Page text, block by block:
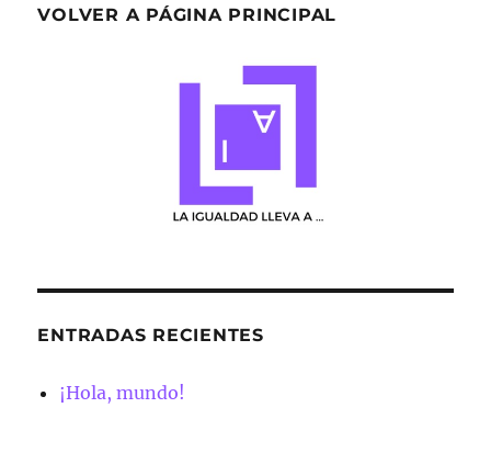
VOLVER A PÁGINA PRINCIPAL
ENTRADAS RECIENTES
¡Hola, mundo!